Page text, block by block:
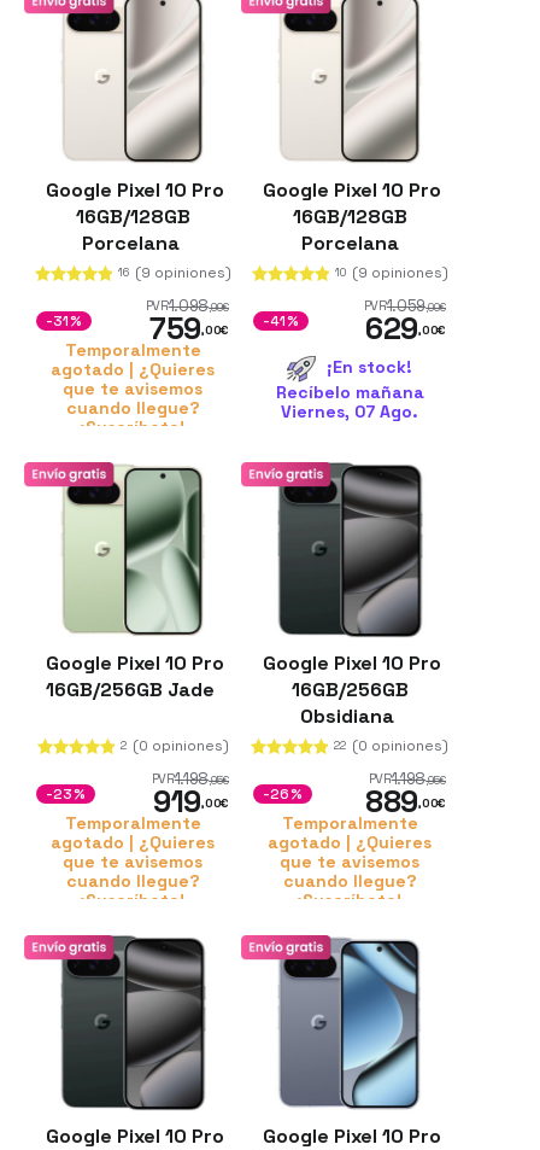
Google Pixel 10 Pro
16GB/128GB
Porcelana
16 (9 opiniones)
PVR1.098,99€
759,00€
-31%
Temporalmente
agotado | ¿Quieres
que te avisemos
cuando llegue?
¡Suscríbete!
Google Pixel 10 Pro
16GB/128GB
Porcelana
Renovado
10 (9 opiniones)
PVR1.059,00€
629,00€
-41%
¡En stock!
Recíbelo mañana
Viernes, 07 Ago.
Google Pixel 10 Pro
16GB/256GB Jade
2 (0 opiniones)
PVR1.198,95€
919,00€
-23%
Temporalmente
agotado | ¿Quieres
que te avisemos
cuando llegue?
¡Suscríbete!
Google Pixel 10 Pro
16GB/256GB
Obsidiana
22 (0 opiniones)
PVR1.198,95€
889,00€
-26%
Temporalmente
agotado | ¿Quieres
que te avisemos
cuando llegue?
¡Suscríbete!
Google Pixel 10 Pro
Google Pixel 10 Pro